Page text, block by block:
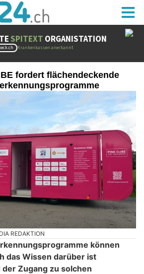
fordert flächendeckende
REDAKTION
können
das Wissen darüber ist
Zugang zu solchen